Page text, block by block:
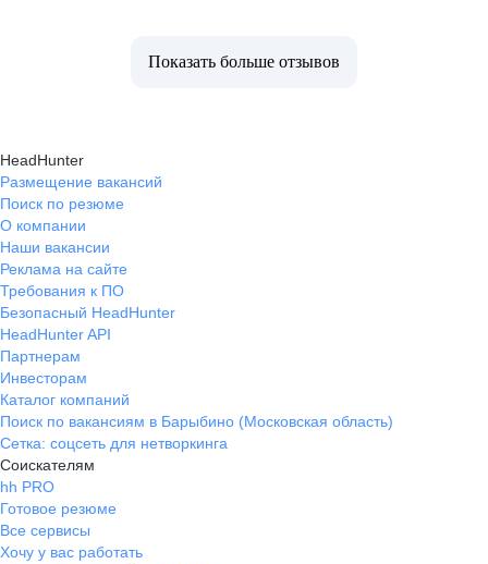
Показать больше отзывов
HeadHunter
Размещение вакансий
Поиск по резюме
О компании
Наши вакансии
Реклама на сайте
Требования к ПО
Безопасный HeadHunter
HeadHunter API
Партнерам
Инвесторам
Каталог компаний
Поиск по вакансиям в Барыбино (Московская область)
Сетка: соцсеть для нетворкинга
Соискателям
hh PRO
Готовое резюме
Все сервисы
Хочу у вас работать